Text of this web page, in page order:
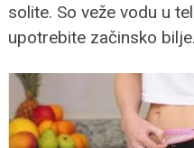
solite. So veže vodu u
upotrebite začinsko bilje.